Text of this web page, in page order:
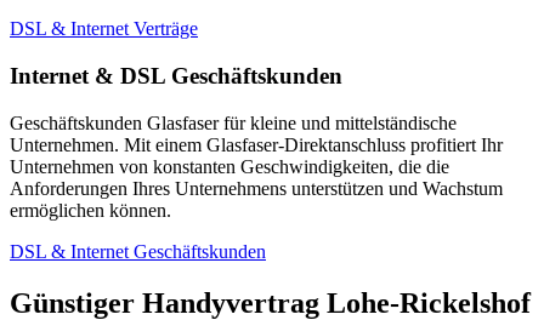
DSL & Internet Verträge
Internet & DSL Geschäftskunden
Geschäftskunden Glasfaser für kleine und mittelständische
Unternehmen. Mit einem Glasfaser-Direktanschluss profitiert Ihr
Unternehmen von konstanten Geschwindigkeiten, die die
Anforderungen Ihres Unternehmens unterstützen und Wachstum
ermöglichen können.
DSL & Internet Geschäftskunden
Günstiger Handyvertrag Lohe-Rickelshof